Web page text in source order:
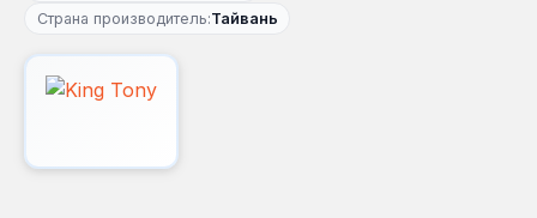
Страна производитель:Тайвань